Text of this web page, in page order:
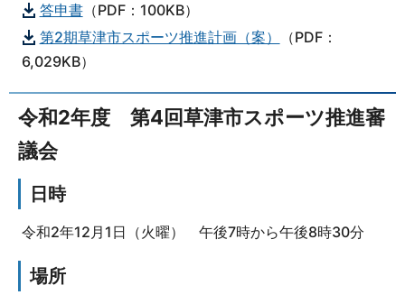
答申書（PDF：100KB）
第2期草津市スポーツ推進計画（案）
（PDF：
6,029KB）
令和2年度 第4回草津市スポーツ推進審
議会
日時
令和2年12月1日（火曜） 午後7時から午後8時30分
場所